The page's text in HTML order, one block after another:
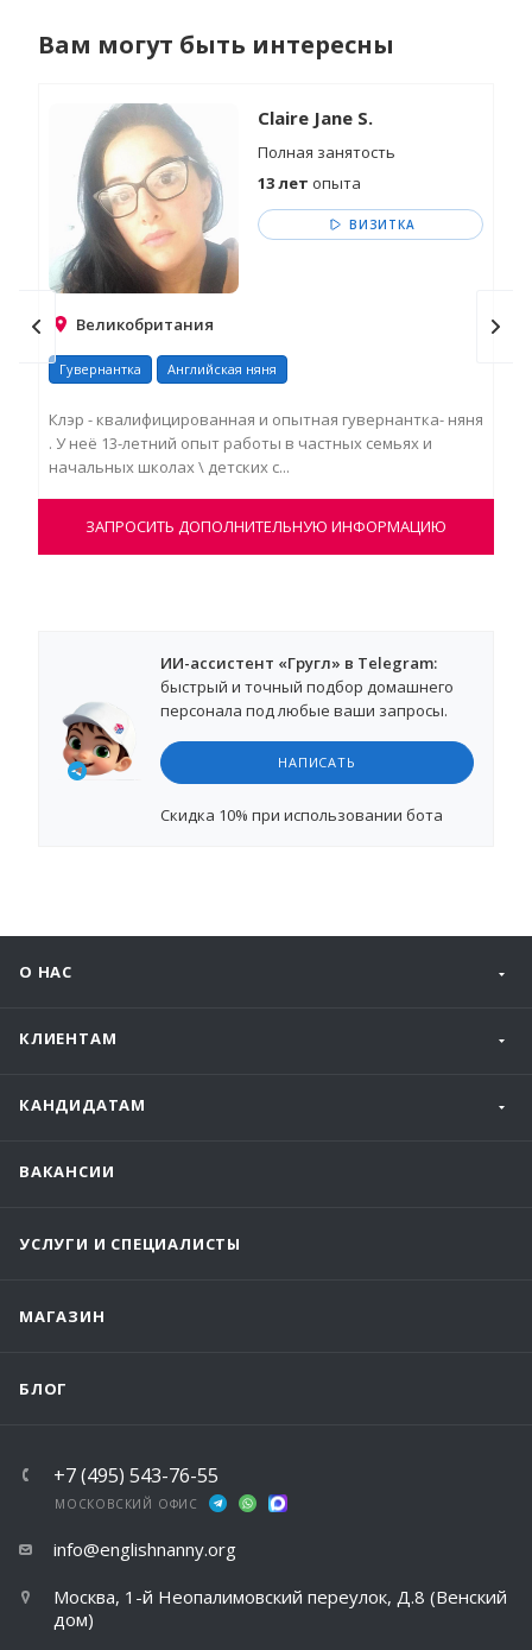
Вам могут быть интересны
Claire Jane S.
Полная занятость
13 лет опыта
ВИЗИТКА
Великобритания
Гувернантка Английская няня
Клэр - квалифицированная и опытная гувернантка- няня
. У неё 13-летний опыт работы в частных семьях и
начальных школах \ детских с...
ЗАПРОСИТЬ ДОПОЛНИТЕЛЬНУЮ ИНФОРМАЦИЮ
ИИ-ассистент «Гругл» в Telegram:
быстрый и точный подбор домашнего
персонала под любые ваши запросы.
НАПИСАТЬ
Cкидка 10% при использовании бота
О НАС
КЛИЕНТАМ
КАНДИДАТАМ
ВАКАНСИИ
УСЛУГИ И СПЕЦИАЛИСТЫ
МАГАЗИН
БЛОГ
+7 (495) 543-76-55
МОСКОВСКИЙ ОФИС
info@englishnanny.org
Москва, 1-й Неопалимовский переулок, Д.8 (Венский
дом)